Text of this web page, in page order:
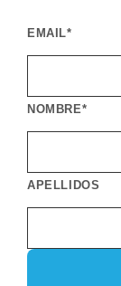
EMAIL*
NOMBRE*
APELLIDOS